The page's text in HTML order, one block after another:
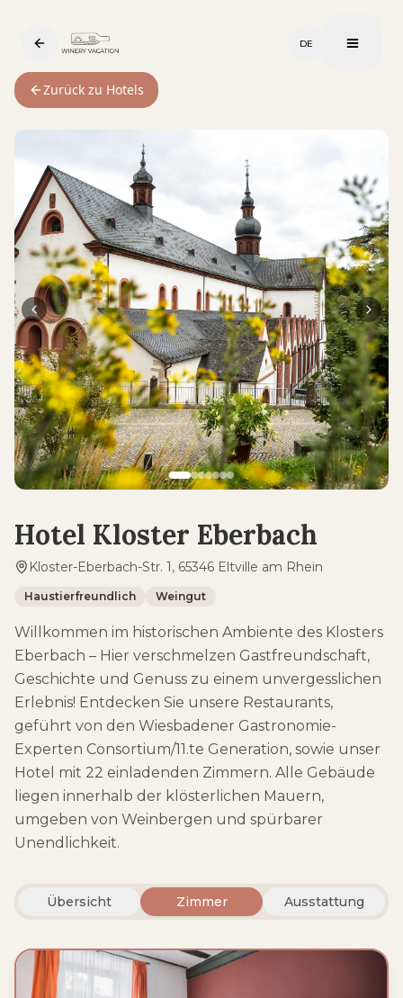
DE
Zurück zu Hotels
Hotel Kloster Eberbach
Kloster-Eberbach-Str. 1, 65346 Eltville am Rhein
Haustierfreundlich Weingut
Willkommen im historischen Ambiente des Klosters
Eberbach – Hier verschmelzen Gastfreundschaft,
Geschichte und Genuss zu einem unvergesslichen
Erlebnis! Entdecken Sie unsere Restaurants,
geführt von den Wiesbadener Gastronomie-
Experten Consortium/11.te Generation, sowie unser
Hotel mit 22 einladenden Zimmern. Alle Gebäude
liegen innerhalb der klösterlichen Mauern,
umgeben von Weinbergen und spürbarer
Unendlichkeit.
Übersicht Zimmer Ausstattung